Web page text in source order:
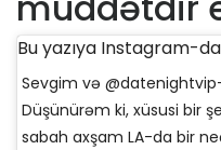
Bu yazıya Instagram-
Sevgim və
Düşünürəm ki, xüsusi bir
sabah axşam LA-da bir